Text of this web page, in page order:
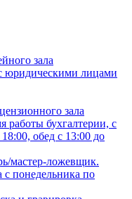
зала
юридическими лицами
зала
работы бухгалтерии, с
обед с 13:00 до
мастер-ложевщик.
с понедельника по